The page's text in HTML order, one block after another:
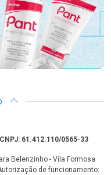
61.412.110/0565-33
Belenzinho - Vila Formosa
de funcionamento: